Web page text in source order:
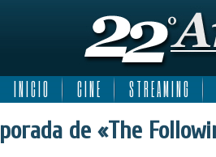
I N I C I O C I N E S T R E A M I N G
de «The